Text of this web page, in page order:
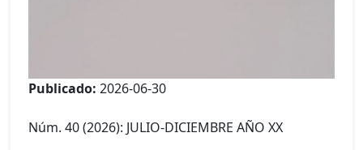
Publicado: 2026-06-30
Núm. 40 (2026): JULIO-DICIEMBRE AÑO XX